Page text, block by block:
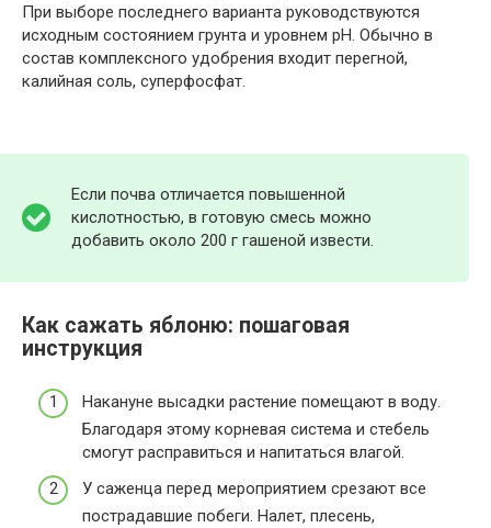
При выборе последнего варианта руководствуются
исходным состоянием грунта и уровнем pH. Обычно в
состав комплексного удобрения входит перегной,
калийная соль, суперфосфат.
Если почва отличается повышенной
кислотностью, в готовую смесь можно
добавить около 200 г гашеной извести.
Как сажать яблоню: пошаговая
инструкция
Накануне высадки растение помещают в воду.
Благодаря этому корневая система и стебель
смогут расправиться и напитаться влагой.
У саженца перед мероприятием срезают все
пострадавшие побеги. Налет, плесень,